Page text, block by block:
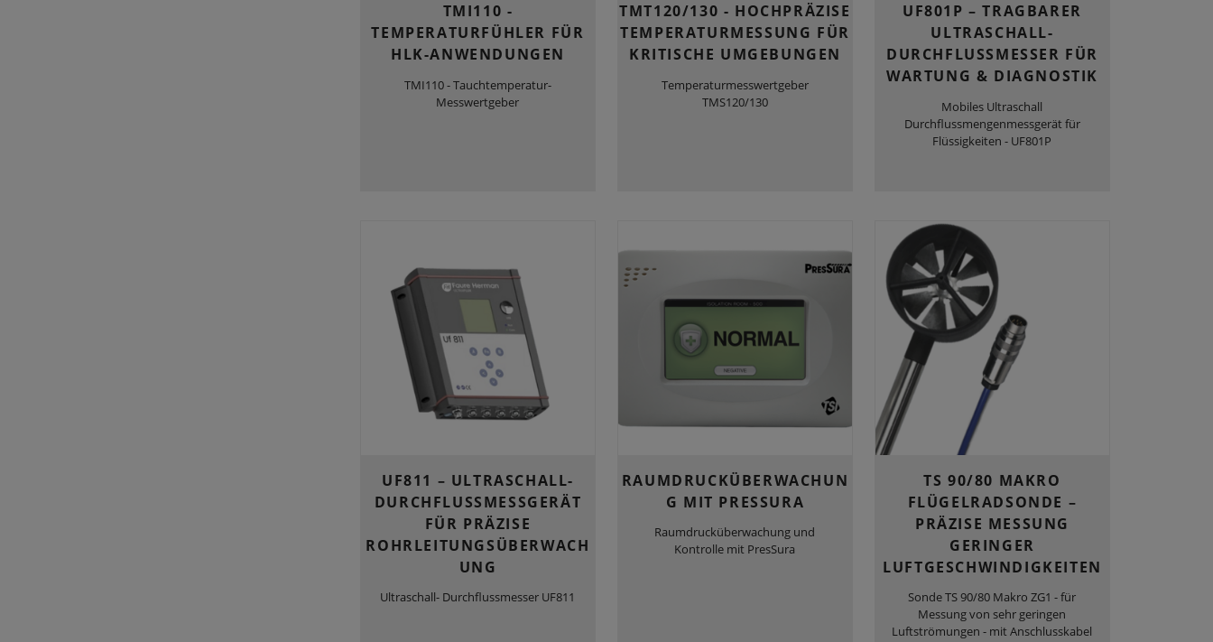
TMI110 -
TEMPERATURFÜHLER FÜR
HLK-ANWENDUNGEN
TMI110 - Tauchtemperatur-
Messwertgeber
TMT120/130 - HOCHPRÄZISE
TEMPERATURMESSUNG FÜR
KRITISCHE UMGEBUNGEN
Temperaturmesswertgeber
TMS120/130
UF801P – TRAGBARER
ULTRASCHALL-
DURCHFLUSSMESSER FÜR
WARTUNG & DIAGNOSTIK
Mobiles Ultraschall
Durchflussmengenmessgerät für
Flüssigkeiten - UF801P
UF811 – ULTRASCHALL-
DURCHFLUSSMESSGERÄT
FÜR PRÄZISE
ROHRLEITUNGSÜBERWACH
UNG
Ultraschall- Durchflussmesser UF811
RAUMDRUCKÜBERWACHUN
G MIT PRESSURA
Raumdrucküberwachung und
Kontrolle mit PresSura
TS 90/80 MAKRO
FLÜGELRADSONDE –
PRÄZISE MESSUNG
GERINGER
LUFTGESCHWINDIGKEITEN
Sonde TS 90/80 Makro ZG1 - für
Messung von sehr geringen
Luftströmungen - mit Anschlusskabel